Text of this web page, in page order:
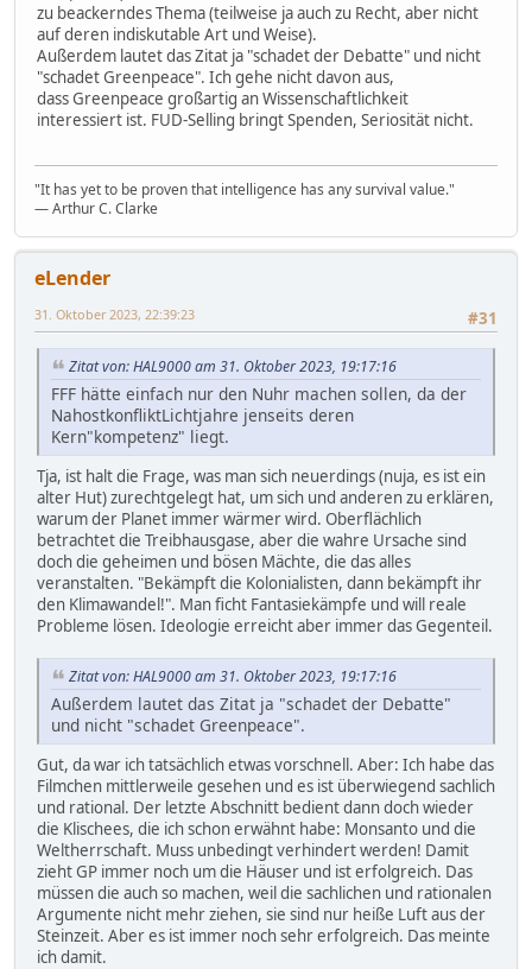
zu beackerndes Thema (teilweise ja auch zu Recht, aber nicht
auf deren indiskutable Art und Weise).
Außerdem lautet das Zitat ja "schadet der Debatte" und nicht
"schadet Greenpeace". Ich gehe nicht davon aus,
dass Greenpeace großartig an Wissenschaftlichkeit
interessiert ist. FUD-Selling bringt Spenden, Seriosität nicht.
"It has yet to be proven that intelligence has any survival value."
― Arthur C. Clarke
eLender
#31
31. Oktober 2023, 22:39:23
Zitat von: HAL9000 am 31. Oktober 2023, 19:17:16
FFF hätte einfach nur den Nuhr machen sollen, da der
NahostkonfliktLichtjahre jenseits deren
Kern"kompetenz" liegt.
Tja, ist halt die Frage, was man sich neuerdings (nuja, es ist ein
alter Hut) zurechtgelegt hat, um sich und anderen zu erklären,
warum der Planet immer wärmer wird. Oberflächlich
betrachtet die Treibhausgase, aber die wahre Ursache sind
doch die geheimen und bösen Mächte, die das alles
veranstalten. "Bekämpft die Kolonialisten, dann bekämpft ihr
den Klimawandel!". Man ficht Fantasiekämpfe und will reale
Probleme lösen. Ideologie erreicht aber immer das Gegenteil.
Zitat von: HAL9000 am 31. Oktober 2023, 19:17:16
Außerdem lautet das Zitat ja "schadet der Debatte"
und nicht "schadet Greenpeace".
Gut, da war ich tatsächlich etwas vorschnell. Aber: Ich habe das
Filmchen mittlerweile gesehen und es ist überwiegend sachlich
und rational. Der letzte Abschnitt bedient dann doch wieder
die Klischees, die ich schon erwähnt habe: Monsanto und die
Weltherrschaft. Muss unbedingt verhindert werden! Damit
zieht GP immer noch um die Häuser und ist erfolgreich. Das
müssen die auch so machen, weil die sachlichen und rationalen
Argumente nicht mehr ziehen, sie sind nur heiße Luft aus der
Steinzeit. Aber es ist immer noch sehr erfolgreich. Das meinte
ich damit.